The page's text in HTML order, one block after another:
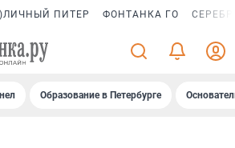
ПИТЕР ФОНТАНКА ГО
Образование в Петербурге